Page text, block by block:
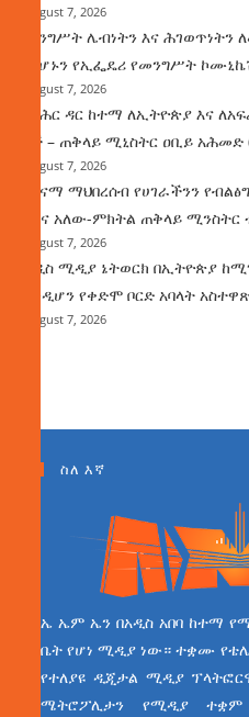
August 7, 2026
መንግሥት ሌብነትን እና ሕገወጥነትን
መሆኑን የኢፌዴሪ የመንግሥት
August 7, 2026
የባሕር ዳር ከተማ ለኢትዮጵያ እና
ነች – ጠቅላይ ሚኒስትር ዐቢይ አሕመድ
August 7, 2026
ጤናማ ማህበረሰብ የሀገራችንን
ሚና አለው-ምክትል ጠቅላይ ሚንስትር
August 7, 2026
አዲስ ሚዲያ ኔትወርክ በኢትዮጵያ
እንዲሆን የቀድሞ ቦርድ አባላት
August 7, 2026
ስለ እኛ
ኤ ኤም ኤን በአዲስ አበባ ከተማ
ቤት የሆነ ሚዲያ ነው። ተቋሙ
የተለያዩ ዲጂታል ሚዲያ
ሜትሮፖሊታን የሚዲያ ተቋም